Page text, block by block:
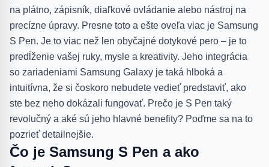
na plátno, zápisník, diaľkové ovládanie alebo nástroj na
precízne úpravy. Presne toto a ešte oveľa viac je Samsung
S Pen. Je to viac než len obyčajné dotykové pero – je to
predĺženie vašej ruky, mysle a kreativity. Jeho integrácia
so zariadeniami Samsung Galaxy je taká hlboká a
intuitívna, že si čoskoro nebudete vedieť predstaviť, ako
ste bez neho dokázali fungovať. Prečo je S Pen taký
revolučný a aké sú jeho hlavné benefity? Poďme sa na to
pozrieť detailnejšie.
Čo je Samsung S Pen a ako